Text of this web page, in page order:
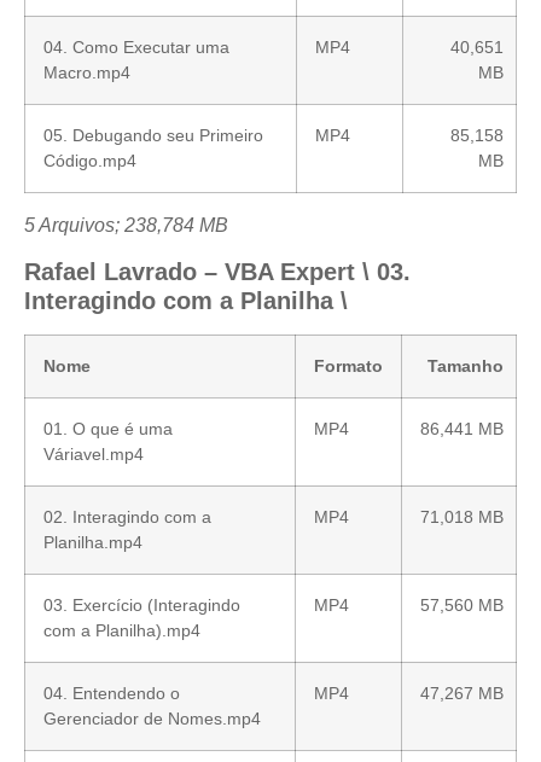
04. Como Executar uma
Macro.mp4
MP4
40,651
MB
05. Debugando seu Primeiro
Código.mp4
MP4
85,158
MB
5 Arquivos; 238,784 MB
Rafael Lavrado – VBA Expert \ 03.
Interagindo com a Planilha \
Nome Formato Tamanho
01. O que é uma
Váriavel.mp4
MP4 86,441 MB
02. Interagindo com a
Planilha.mp4
MP4 71,018 MB
03. Exercício (Interagindo
com a Planilha).mp4
MP4 57,560 MB
04. Entendendo o
Gerenciador de Nomes.mp4
MP4 47,267 MB